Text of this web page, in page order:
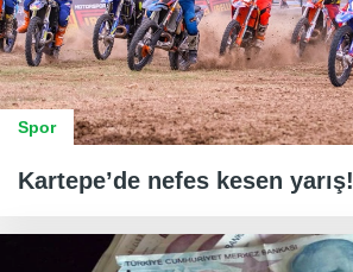
Spor
Kartepe’de nefes kesen yarış!